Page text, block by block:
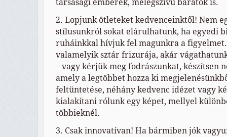
társasági emberek, melegszívű barátok is.
2. Lopjunk ötleteket kedvenceinktől! Nem
stílusunkról sokat elárulhatunk, ha egyedi
ruháinkkal hívjuk fel magunkra a figyelmet.
valamelyik sztár frizurája, akár
– vagy kérjük meg fodrászunkat, készítsen
amely a legtöbbet hozza ki
feltüntetése, néhány kedvenc idézet vagy
kialakítani rólunk egy képet, mellyel
többieknél.
3. Csak innovatívan! Ha bármiben jók